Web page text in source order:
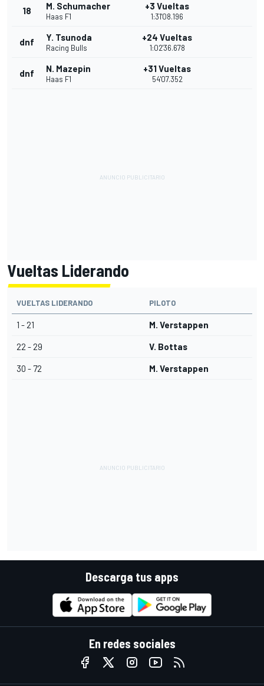
18 M. Schumacher
Haas F1
+3 Vueltas
1:31'08.196
dnf Y. Tsunoda
Racing Bulls
+24 Vueltas
1:02'36.678
dnf N. Mazepin
Haas F1
+31 Vueltas
54'07.352
Vueltas Liderando
VUELTAS LIDERANDO PILOTO
1 - 21 M. Verstappen
22 - 29 V. Bottas
30 - 72 M. Verstappen
Descarga tus apps
En redes sociales